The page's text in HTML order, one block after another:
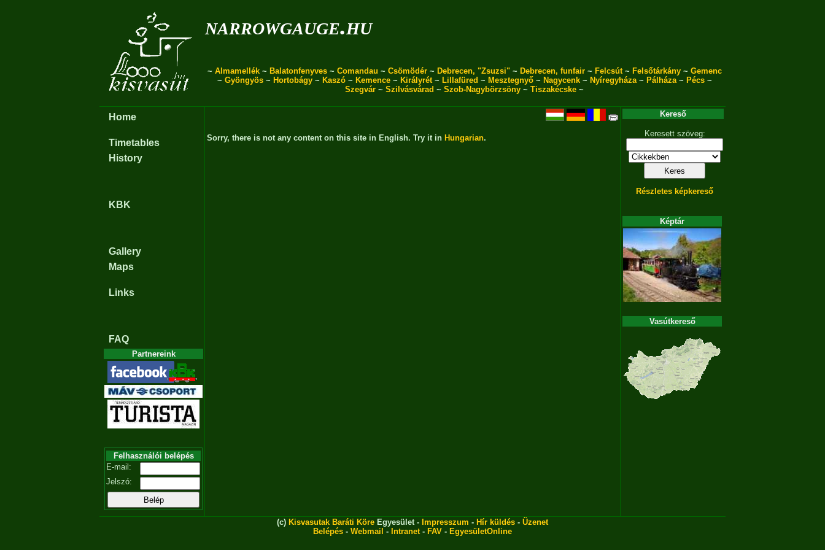
narrowgauge.hu
~ Almamellék~ Balatonfenyves~ Comandau ~ Csömödér~ Debrecen, "Zsuzsi"~ Debrecen, funfair~ Felcsút~ Felsőtárkány~ Gemenc
~ Gyöngyös~ Hortobágy~ Kaszó~ Kemence~ Királyrét~ Lillafüred ~ Mesztegnyő~ Nagycenk~ Nyíregyháza~ Pálháza~ Pécs~
Szegvár ~ Szilvásvárad ~ Szob-Nagybörzsöny ~ Tiszakécske ~
Home
Timetables
History
KBK
Gallery
Maps
Links
FAQ
Partnereink
Felhasználói belépés
E-mail:
Jelszó:
Sorry, there is not any content on this site in English. Try it in Hungarian.
Kereső
Keresett szöveg:
Részletes képkereső
Képtár
Vasútkereső
(c) Kisvasutak Baráti Köre Egyesület - Impresszum - Hír küldés - Üzenet
Belépés - Webmail - Intranet- FAV - EgyesületOnline